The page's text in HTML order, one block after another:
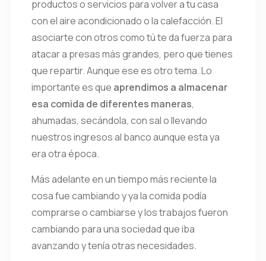
productos o servicios para volver a tu casa
con el aire acondicionado o la calefacción. El
asociarte con otros como tú te da fuerza para
atacar a presas más grandes, pero que tienes
que repartir. Aunque ese es otro tema. Lo
importante es que aprendimos a almacenar
esa comida de diferentes maneras,
ahumadas, secándola, con sal o llevando
nuestros ingresos al banco aunque esta ya
era otra época.
Más adelante en un tiempo más reciente la
cosa fue cambiando y ya la comida podía
comprarse o cambiarse y los trabajos fueron
cambiando para una sociedad que iba
avanzando y tenía otras necesidades.